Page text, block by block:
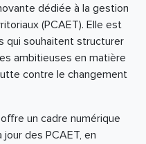
dédiée à la gestion
(PCAET). Elle est
qui souhaitent structurer
ambitieuses en matière
contre le changement
un cadre numérique
des PCAET, en